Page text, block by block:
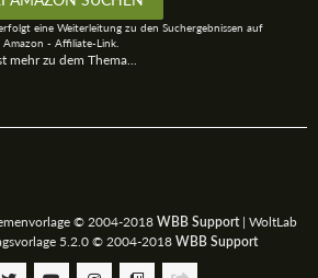
eine Weiterleitung zu den Suchergebnissen auf
Amazon - Affiliate-Link.
mehr zu dem Thema...
© 2004-2018 WBB Support| WoltLab
5.2.0 © 2004-2018 WBB Support